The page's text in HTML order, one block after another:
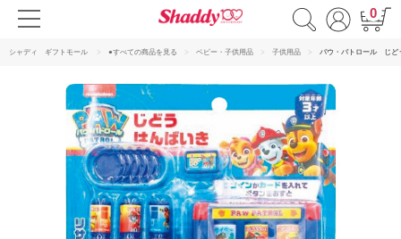
0
シャディ ギフトモール ●すべての商品を見る ベビー・子供用品 子供用品 パウ・パトロール じど